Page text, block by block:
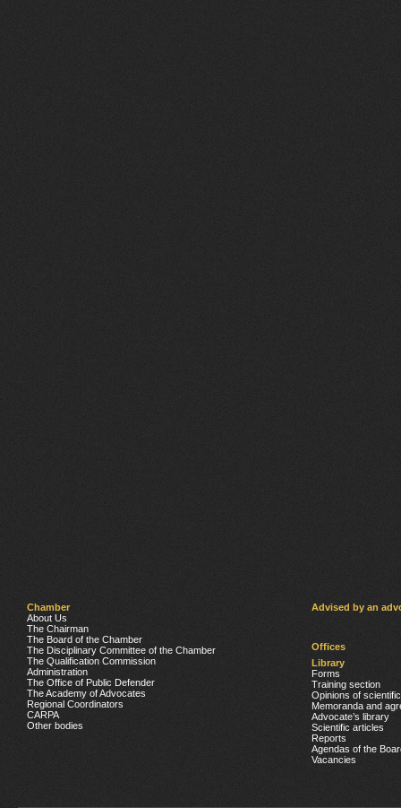
Chamber
About Us
The Chairman
The Board of the Chamber
The Disciplinary Committee of the Chamber
The Qualification Commission
Administration
The Office of Public Defender
The Academy of Advocates
Regional Coordinators
CARPA
Other bodies
Advised by an
Offices
Library
Forms
Training section
Opinions of
Memoranda and
Advocate’s library
Scientific articles
Reports
Agendas of the
Vacancies